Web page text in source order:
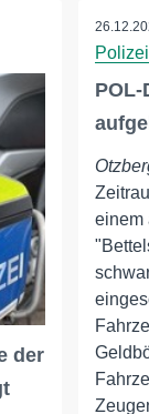
der
einem